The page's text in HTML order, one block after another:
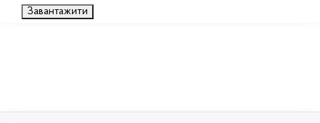
Завантажити